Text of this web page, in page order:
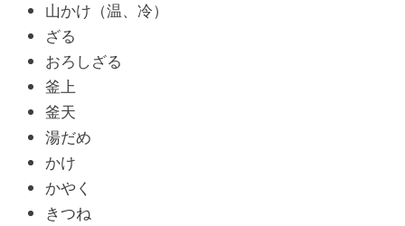
山かけ（温、冷）
ざる
おろしざる
釜上
釜天
湯だめ
かけ
かやく
きつね